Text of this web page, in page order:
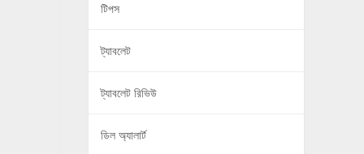
টিপস
ট্যাবলেট
ট্যাবলেট রিভিউ
ডিল অ্যালার্ট